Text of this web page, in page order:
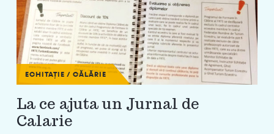
ECHITAȚIE / CĂLĂRIE
La ce ajuta un Jurnal de
Calarie